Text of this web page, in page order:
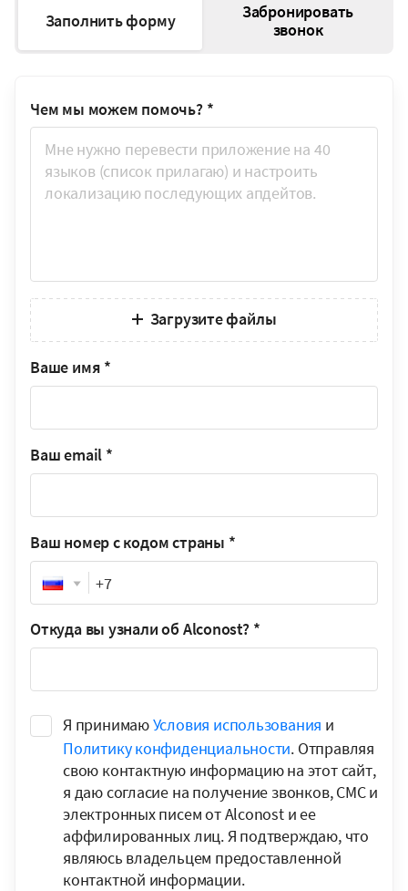
Заполнить форму
Забронировать
звонок
Чем мы можем помочь? *
Загрузите файлы
Ваше имя *
Ваш email *
Ваш номер с кодом страны *
Phone
Откуда вы узнали об Alconost? *
Я принимаюУсловия использования и
Политику конфиденциальности. Отправляя
свою контактную информацию на этот сайт,
я даю согласие на получение звонков, СМС и
электронных писем от Alconost и ее
аффилированных лиц. Я подтверждаю, что
являюсь владельцем предоставленной
контактной информации.